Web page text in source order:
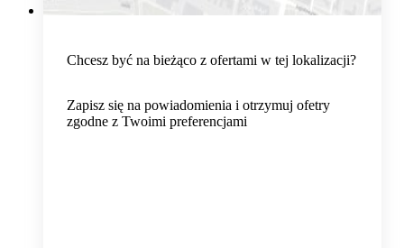
Chcesz być na bieżąco z ofertami w tej lokalizacji?
Zapisz się na powiadomienia i otrzymuj ofetry
zgodne z Twoimi preferencjami